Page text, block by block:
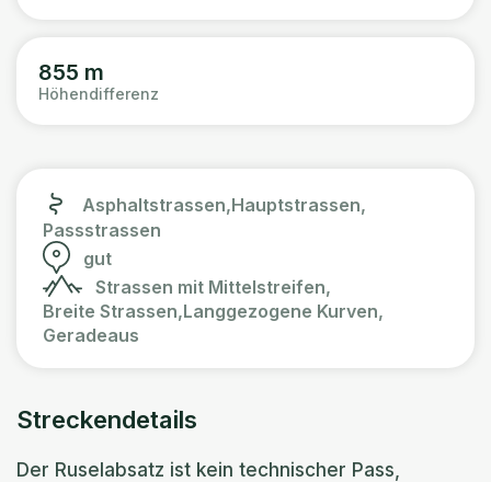
855 m
Höhendifferenz
Asphaltstrassen,Hauptstrassen,
Passstrassen
gut
Strassen mit Mittelstreifen,
Breite Strassen,Langgezogene Kurven,
Geradeaus
Streckendetails
Der Ruselabsatz ist kein technischer Pass,